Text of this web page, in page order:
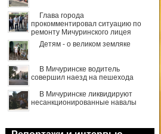
Глава города
прокомментировал ситуацию по
ремонту Мичуринского лицея
Детям - о великом земляке
В Мичуринске водитель
совершил наезд на пешехода
В Мичуринске ликвидируют
несанкционированные навалы